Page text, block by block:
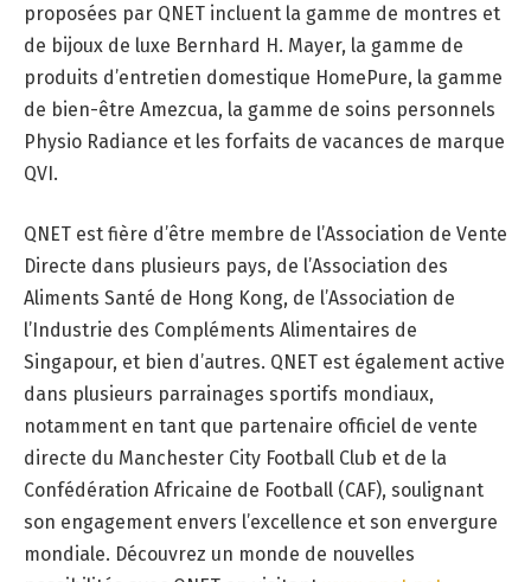
proposées par QNET incluent la gamme de montres et
de bijoux de luxe Bernhard H. Mayer, la gamme de
produits d’entretien domestique HomePure, la gamme
de bien-être Amezcua, la gamme de soins personnels
Physio Radiance et les forfaits de vacances de marque
QVI.
QNET est fière d’être membre de l’Association de Vente
Directe dans plusieurs pays, de l’Association des
Aliments Santé de Hong Kong, de l’Association de
l’Industrie des Compléments Alimentaires de
Singapour, et bien d’autres. QNET est également active
dans plusieurs parrainages sportifs mondiaux,
notamment en tant que partenaire officiel de vente
directe du Manchester City Football Club et de la
Confédération Africaine de Football (CAF), soulignant
son engagement envers l’excellence et son envergure
mondiale. Découvrez un monde de nouvelles